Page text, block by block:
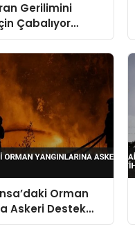
Gerilimini
Çabalıyor
Önceliği
Orman
Askeri Destek